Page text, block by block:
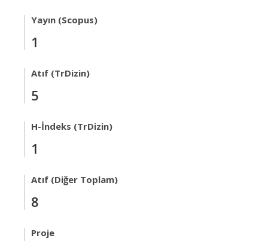
Yayın (Scopus)
1
Atıf (TrDizin)
5
H-İndeks (TrDizin)
1
Atıf (Diğer Toplam)
8
Proje